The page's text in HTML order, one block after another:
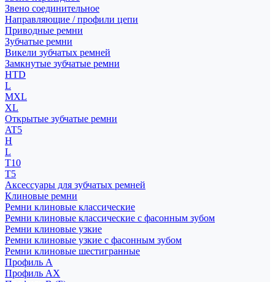
Звено соединительное
Направляющие / профили цепи
Приводные ремни
Зубчатые ремни
Викели зубчатых ремней
Замкнутые зубчатые ремни
HTD
L
MXL
XL
Открытые зубчатые ремни
AT5
H
L
T10
T5
Аксессуары для зубчатых ремней
Клиновые ремни
Ремни клиновые классические
Ремни клиновые классические с фасонным зубом
Ремни клиновые узкие
Ремни клиновые узкие с фасонным зубом
Ремни клиновые шестигранные
Профиль A
Профиль AX